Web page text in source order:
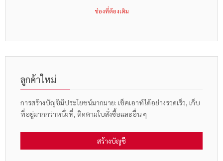
ลูกค้าใหม่
การสร้างบัญชีมีประโยชน์มากมาย: เช็คเอาท์ได้อย่างรวดเร็ว, เก็บ
ที่อยู่มากกว่าหนึ่งที่, ติดตามใบสั่งซื้อและอื่น ๆ
สร้างบัญชี